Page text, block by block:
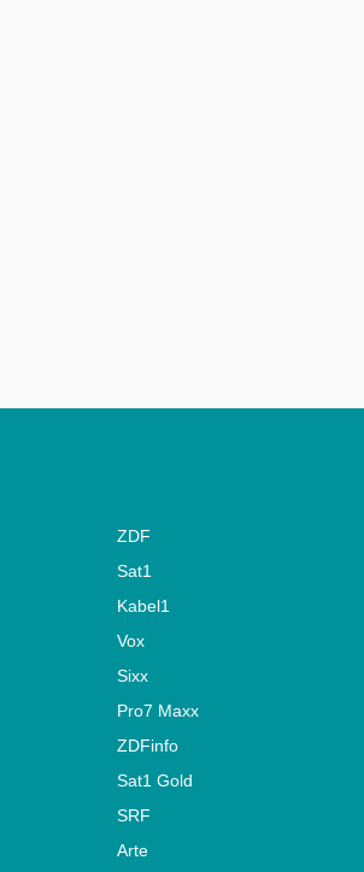
ZDF
Sat1
Kabel1
Vox
Sixx
Pro7 Maxx
ZDFinfo
Sat1 Gold
SRF
Arte